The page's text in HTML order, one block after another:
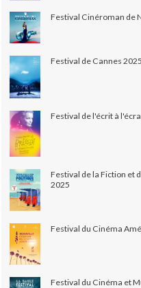
Festival Cinéroman de
Festival de Cannes 2025
Festival de l'écrit à
Festival de la Fiction et
2025
Festival du Cinéma
Festival du Cinéma et